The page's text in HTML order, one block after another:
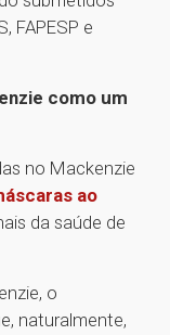
FAPESP e
como um
no Mackenzie
ao
da saúde de
o
naturalmente,